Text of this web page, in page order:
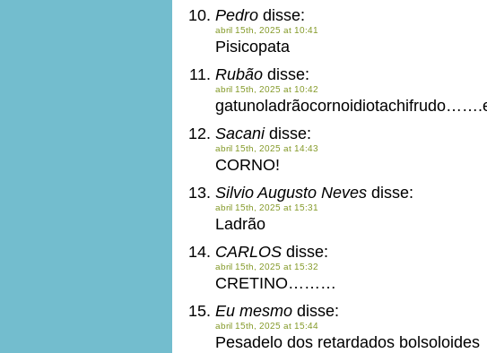
Pedro disse:
abril 15th, 2025 at 10:41
Pisicopata
Rubão disse:
abril 15th, 2025 at 10:42
Sacanidisse:
abril 15th, 2025 at 14:43
CORNO!
Silvio Augusto Neves disse:
abril 15th, 2025 at 15:31
Ladrão
CARLOS disse:
abril 15th, 2025 at 15:32
CRETINO………
Eu mesmo disse:
abril 15th, 2025 at 15:44
Pesadelo dos retardados bolsoloides